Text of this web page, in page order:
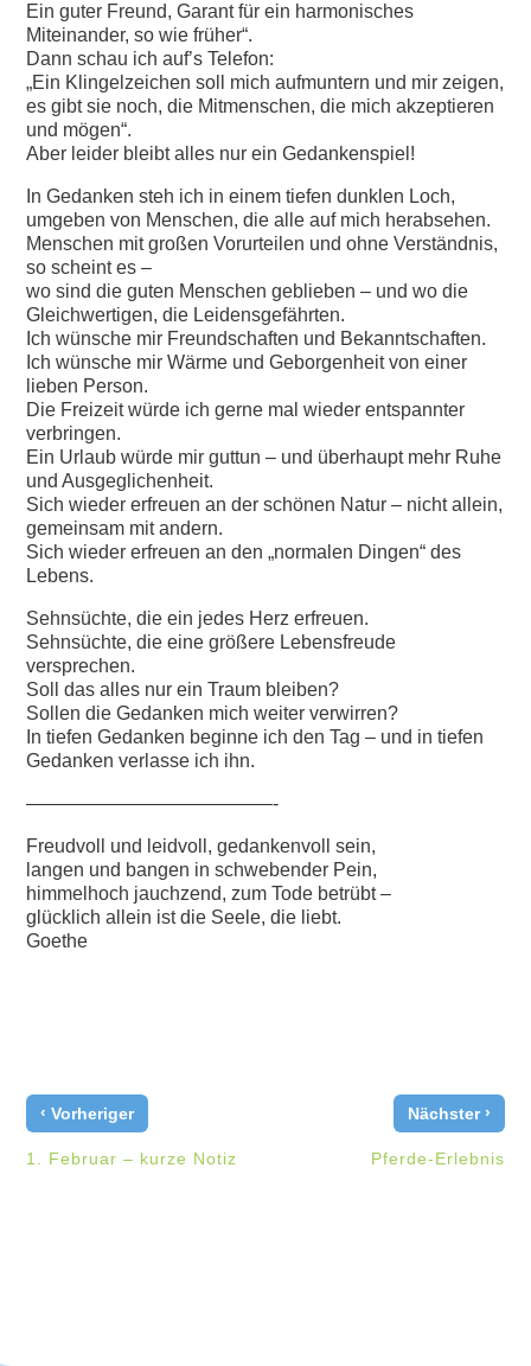
Ein guter Freund, Garant für ein harmonisches
Miteinander, so wie früher“.
Dann schau ich auf’s Telefon:
„Ein Klingelzeichen soll mich aufmuntern und mir zeigen,
es gibt sie noch, die Mitmenschen, die mich akzeptieren
und mögen“.
Aber leider bleibt alles nur ein Gedankenspiel!
In Gedanken steh ich in einem tiefen dunklen Loch,
umgeben von Menschen, die alle auf mich herabsehen.
Menschen mit großen Vorurteilen und ohne Verständnis,
so scheint es –
wo sind die guten Menschen geblieben – und wo die
Gleichwertigen, die Leidensgefährten.
Ich wünsche mir Freundschaften und Bekanntschaften.
Ich wünsche mir Wärme und Geborgenheit von einer
lieben Person.
Die Freizeit würde ich gerne mal wieder entspannter
verbringen.
Ein Urlaub würde mir guttun – und überhaupt mehr Ruhe
und Ausgeglichenheit.
Sich wieder erfreuen an der schönen Natur – nicht allein,
gemeinsam mit andern.
Sich wieder erfreuen an den „normalen Dingen“ des
Lebens.
Sehnsüchte, die ein jedes Herz erfreuen.
Sehnsüchte, die eine größere Lebensfreude
versprechen.
Soll das alles nur ein Traum bleiben?
Sollen die Gedanken mich weiter verwirren?
In tiefen Gedanken beginne ich den Tag – und in tiefen
Gedanken verlasse ich ihn.
—————————————-
Freudvoll und leidvoll, gedankenvoll sein,
langen und bangen in schwebender Pein,
himmelhoch jauchzend, zum Tode betrübt –
glücklich allein ist die Seele, die liebt.
Goethe
‹ Vorheriger
1. Februar – kurze Notiz
Nächster›
Pferde-Erlebnis